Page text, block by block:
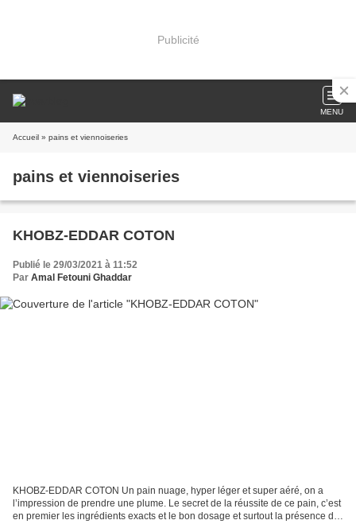
Publicité
MENU
Accueil » pains et viennoiseries
pains et viennoiseries
KHOBZ-EDDAR COTON
Publié le 29/03/2021 à 11:52
Par Amal Fetouni Ghaddar
KHOBZ-EDDAR COTON Un pain nuage, hyper léger et super aéré, on a
l’impression de prendre une plume. Le secret de la réussite de ce pain, c’est
en premier les ingrédients exacts et le bon dosage et surtout la présence du